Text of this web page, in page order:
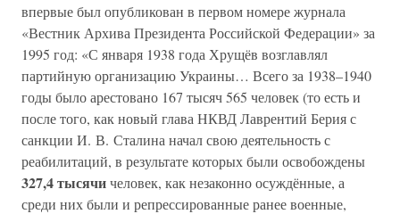
впервые был опубликован в первом номере журнала
«Вестник Архива Президента Российской Федерации» за
1995 год: «С января 1938 года Хрущёв возглавлял
партийную организацию Украины… Всего за 1938–1940
годы было арестовано 167 тысяч 565 человек (то есть и
после того, как новый глава НКВД Лаврентий Берия с
санкции И. В. Сталина начал свою деятельность с
реабилитаций, в результате которых были освобождены
327,4 тысячичеловек, как незаконно осуждённые, а
среди них были и репрессированные ранее военные,